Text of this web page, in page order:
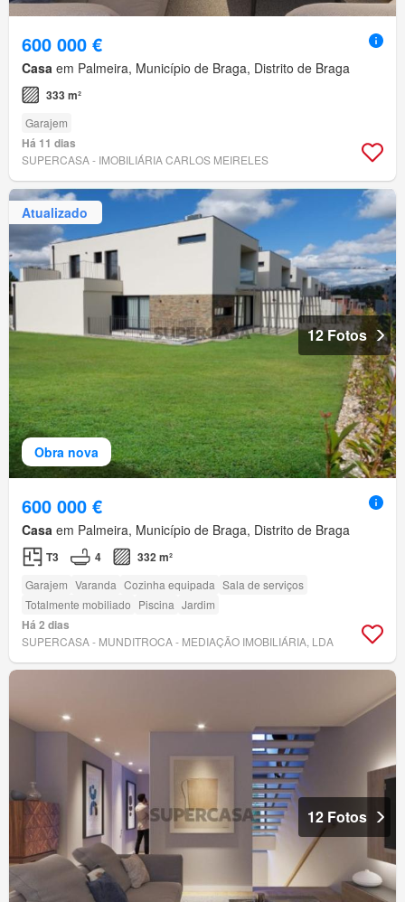
600 000 €
Casa em Palmeira, Município de Braga, Distrito de Braga
333 m²
Garajem
Há 11 dias
SUPERCASA - IMOBILIÁRIA CARLOS MEIRELES
Obra nova
Atualizado
12 Fotos
600 000 €
Casa em Palmeira, Município de Braga, Distrito de Braga
T3 4 332 m²
Garajem Varanda Cozinha equipada Sala de serviços
Totalmente mobiliado Piscina Jardim
Há 2 dias
SUPERCASA - MUNDITROCA - MEDIAÇÃO IMOBILIÁRIA, LDA
12 Fotos